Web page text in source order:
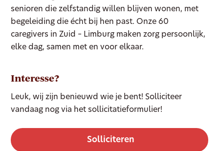
senioren die zelfstandig willen blijven wonen, met
begeleiding die écht bij hen past. Onze 60
caregivers in Zuid – Limburg maken zorg persoonlijk,
elke dag, samen met en voor elkaar.
Interesse?
Leuk, wij zijn benieuwd wie je bent! Solliciteer
vandaag nog via het sollicitatieformulier!
Solliciteren